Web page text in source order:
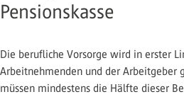
Pensionskasse
Die berufliche Vorsorge wird in erster
Arbeitnehmenden und der Arbeitgeber
müssen mindestens die Hälfte dieser